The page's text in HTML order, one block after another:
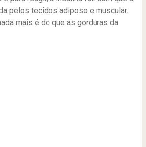
pelos tecidos adiposo e muscular.
mais é do que as gorduras da